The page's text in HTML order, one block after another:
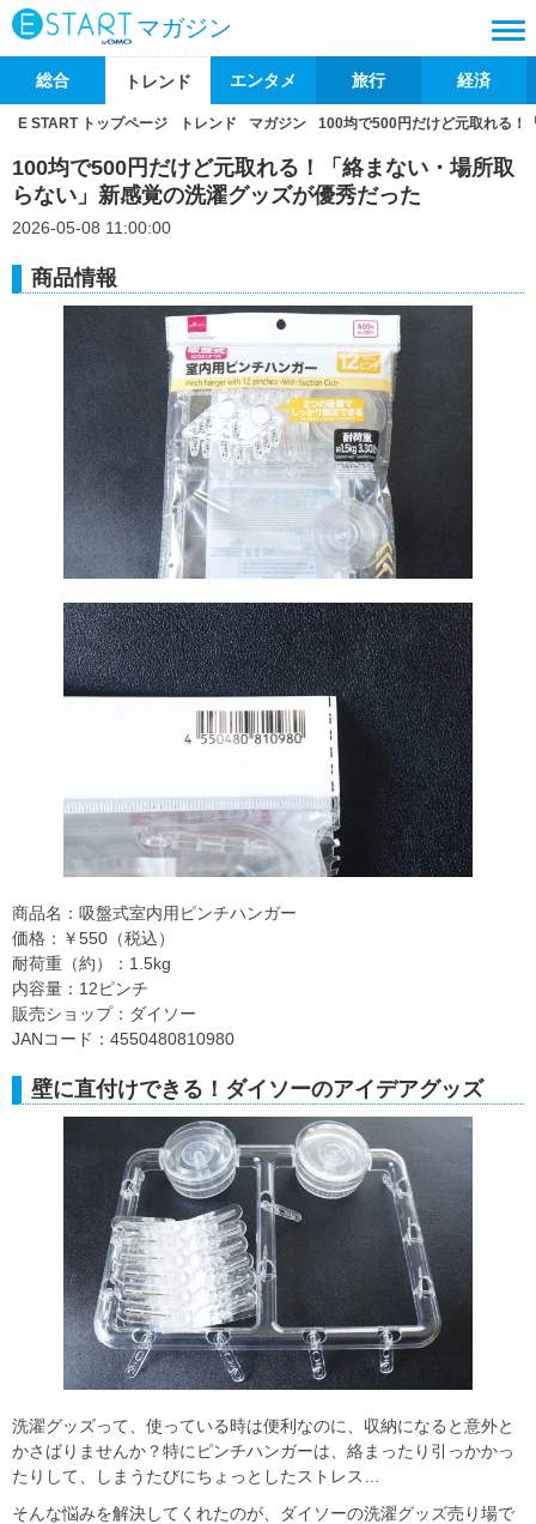
マガジン
総合 トレンド エンタメ 旅行 経済
E START トップページ トレンド マガジン 100均で500円だけど元取れる！
100均で500円だけど元取れる！「絡まない・場所取
らない」新感覚の洗濯グッズが優秀だった
2026-05-08 11:00:00
商品情報
商品名：吸盤式室内用ピンチハンガー
価格：￥550（税込）
耐荷重（約）：1.5kg
内容量：12ピンチ
販売ショップ：ダイソー
JANコード：4550480810980
壁に直付けできる！ダイソーのアイデアグッズ
洗濯グッズって、使っている時は便利なのに、収納になると意外と
かさばりませんか？特にピンチハンガーは、絡まったり引っかかっ
たりして、しまうたびにちょっとしたストレス…
そんな悩みを解決してくれたのが、ダイソーの洗濯グッズ売り場で